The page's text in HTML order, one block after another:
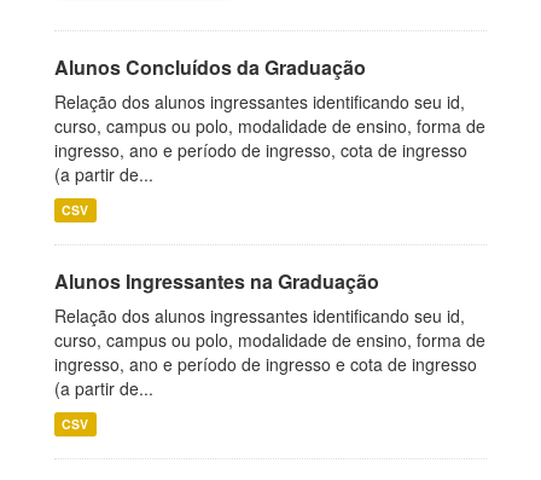
Alunos Concluídos da Graduação
Relação dos alunos ingressantes identificando seu id,
curso, campus ou polo, modalidade de ensino, forma de
ingresso, ano e período de ingresso, cota de ingresso
(a partir de...
CSV
Alunos Ingressantes na Graduação
Relação dos alunos ingressantes identificando seu id,
curso, campus ou polo, modalidade de ensino, forma de
ingresso, ano e período de ingresso e cota de ingresso
(a partir de...
CSV